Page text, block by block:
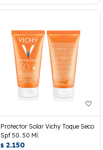
Protector Solar Vichy Toque Seco
Spf 50. 50 Ml.
$ 2.150